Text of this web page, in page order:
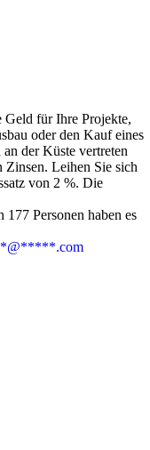
für Ihre Projekte,
oder den Kauf eines
der Küste vertreten
Zinsen. Leihen Sie sich
von 2 %. Die
177 Personen haben es